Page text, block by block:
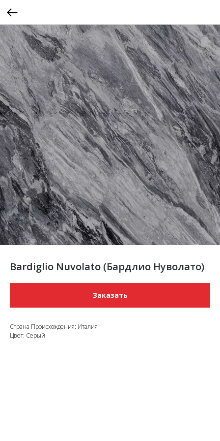
Bardiglio Nuvolato (Бардлио Нуволато)
Заказать
Страна Происхождения: Италия
Цвет: Серый